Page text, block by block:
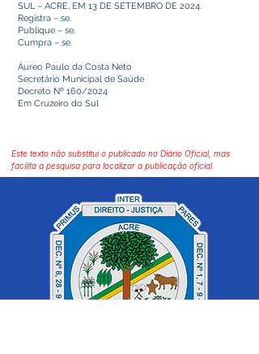
SUL – ACRE, EM 13 DE SETEMBRO DE 2024.
Registra – se.
Publique – se.
Cumpra – se.
Áureo Paulo da Costa Neto
Secretário Municipal de Saúde
Decreto Nº 160/2024
Em Cruzeiro do Sul
Este texto não substitui o publicado no Diário Oficial, mas
facilita a pesquisa para localizar a publicação oficial.